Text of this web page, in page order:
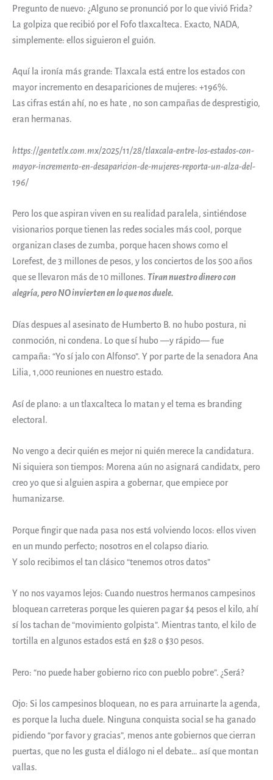
Pregunto de nuevo: ¿Alguno se pronunció por lo que vivió Frida?
La golpiza que recibió por el Fofo tlaxcalteca. Exacto, NADA,
simplemente: ellos siguieron el guión.
Aquí la ironía más grande: Tlaxcala está entre los estados con
mayor incremento en desapariciones de mujeres: +196%.
Las cifras están ahí, no es hate , no son campañas de desprestigio,
eran hermanas.
https://gentetlx.com.mx/2025/11/28/tlaxcala-entre-los-estados-con-
mayor-incremento-en-desaparicion-de-mujeres-reporta-un-alza-del-
196/
Pero los que aspiran viven en su realidad paralela, sintiéndose
visionarios porque tienen las redes sociales más cool, porque
organizan clases de zumba, porque hacen shows como el
Lorefest, de 3 millones de pesos, y los conciertos de los 500 años
que se llevaron más de 10 millones. Tiran nuestro dinero con
alegría, pero NO invierten en lo que nos duele.
Días despues al asesinato de Humberto B. no hubo postura, ni
conmoción, ni condena. Lo que sí hubo —y rápido— fue
campaña: “Yo sí jalo con Alfonso”. Y por parte de la senadora Ana
Lilia, 1,000 reuniones en nuestro estado.
Así de plano: a un tlaxcalteca lo matan y el tema es branding
electoral.
No vengo a decir quién es mejor ni quién merece la candidatura.
Ni siquiera son tiempos: Morena aún no asignará candidatx, pero
creo yo que si alguien aspira a gobernar, que empiece por
humanizarse.
Porque fingir que nada pasa nos está volviendo locos: ellos viven
en un mundo perfecto; nosotros en el colapso diario.
Y solo recibimos el tan clásico “tenemos otros datos”
Y no nos vayamos lejos: Cuando nuestros hermanos campesinos
bloquean carreteras porque les quieren pagar $4 pesos el kilo, ahí
sí los tachan de “movimiento golpista”. Mientras tanto, el kilo de
tortilla en algunos estados está en $28 o $30 pesos.
Pero: “no puede haber gobierno rico con pueblo pobre”. ¿Será?
Ojo: Si los campesinos bloquean, no es para arruinarte la agenda,
es porque la lucha duele. Ninguna conquista social se ha ganado
pidiendo “por favor y gracias”, menos ante gobiernos que cierran
puertas, que no les gusta el diálogo ni el debate… así que montan
vallas.